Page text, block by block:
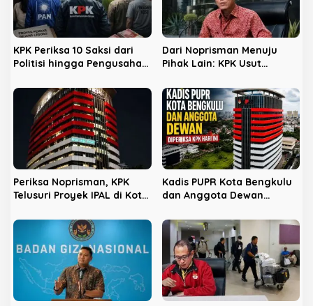
o
s
KPK Periksa 10 Saksi dari
Politisi hingga Pengusaha
Dari Noprisman Menuju
Pihak Lain: KPK Usut
Proyek di Pemkot Bengkulu
Periksa Noprisman, KPK
Telusuri Proyek IPAL di Kota
Kadis PUPR Kota Bengkulu
dan Anggota Dewan